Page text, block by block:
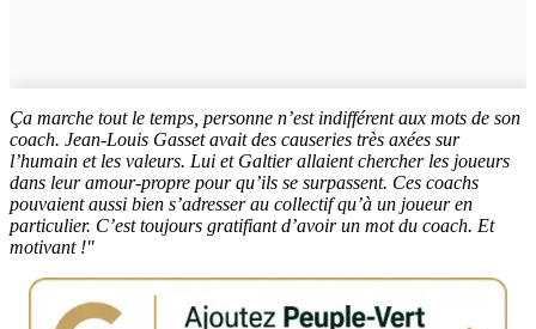
Ça marche tout le temps, personne n’est indifférent aux mots de son
coach. Jean-Louis Gasset avait des causeries très axées sur
l’humain et les valeurs. Lui et Galtier allaient chercher les joueurs
dans leur amour-propre pour qu’ils se surpassent. Ces coachs
pouvaient aussi bien s’adresser au collectif qu’à un joueur en
particulier. C’est toujours gratifiant d’avoir un mot du coach. Et
motivant !"